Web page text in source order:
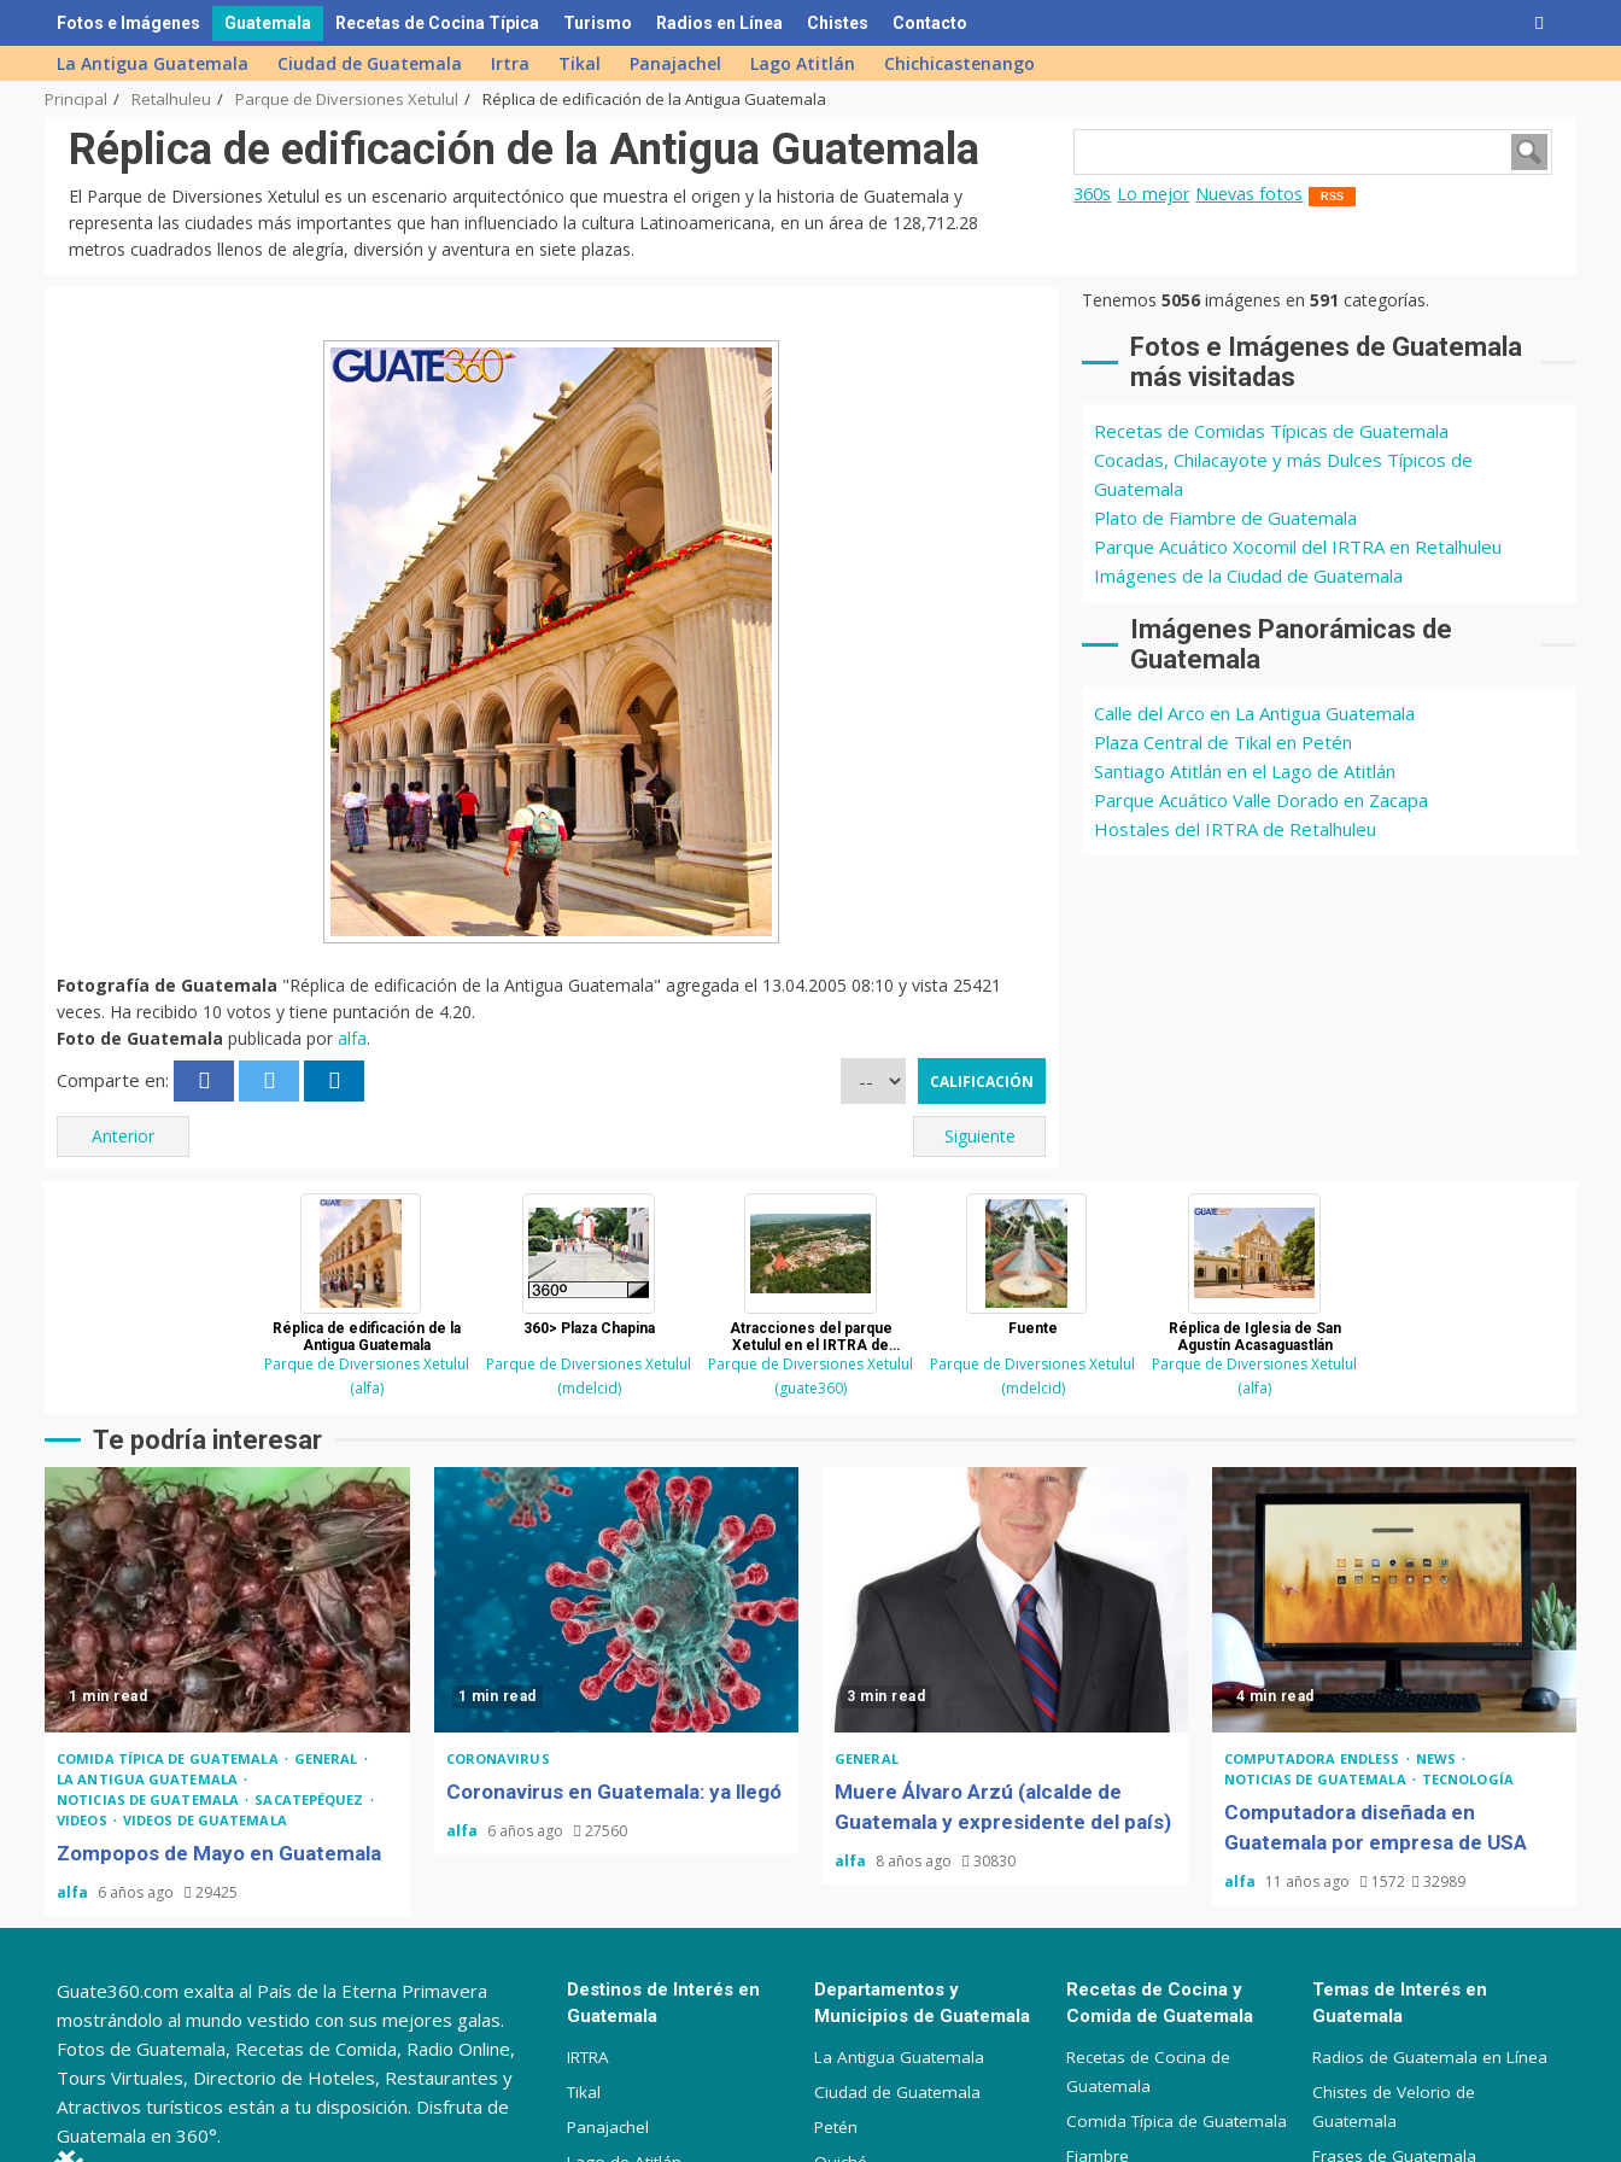
to
content
Fotos e Imágenes Guatemala Recetas de Cocina Típica Turismo Radios en Línea Chistes Contacto
La Antigua Guatemala Ciudad de Guatemala Irtra Tikal Panajachel Lago Atitlán Chichicastenango
Principal Retalhuleu Parque de Diversiones Xetulul Réplica de edificación de la Antigua Guatemala
Réplica de edificación de la Antigua Guatemala
El Parque de Diversiones Xetulul es un escenario arquitectónico que muestra el origen y la historia de Guatemala y
representa las ciudades más importantes que han influenciado la cultura Latinoamericana, en un área de 128,712.28
metros cuadrados llenos de alegría, diversión y aventura en siete plazas.
360s Lo mejor Nuevas fotos RSS
Fotografía de Guatemala "Réplica de edificación de la Antigua Guatemala" agregada el 13.04.2005 08:10 y vista 25421
veces. Ha recibido 10 votos y tiene puntación de 4.20.
Foto de Guatemala publicada por alfa.
Comparte en:
Anterior Siguiente
Tenemos5056 imágenes en591 categorías.
Fotos e Imágenes de Guatemala
más visitadas
Recetas de Comidas Típicas de Guatemala
Cocadas, Chilacayote y más Dulces Típicos de
Guatemala
Plato de Fiambre de Guatemala
Parque Acuático Xocomil del IRTRA en Retalhuleu
Imágenes de la Ciudad de Guatemala
Imágenes Panorámicas de
Guatemala
Calle del Arco en La Antigua Guatemala
Plaza Central de Tikal en Petén
Santiago Atitlán en el Lago de Atitlán
Parque Acuático Valle Dorado en Zacapa
Hostales del IRTRA de Retalhuleu
Réplica de edificación de la
Antigua Guatemala
Parque de Diversiones Xetulul
(alfa)
360> Plaza Chapina
Parque de Diversiones Xetulul
(mdelcid)
Atracciones del parque
Xetulul en el IRTRA de
Retalhuelu
Parque de Diversiones Xetulul
(guate360)
Fuente
Parque de Diversiones Xetulul
(mdelcid)
Réplica de Iglesia de San
Agustín Acasaguastlán
Parque de Diversiones Xetulul
(alfa)
Te podría interesar
1 min read
COMIDA TÍPICA DE GUATEMALA
GENERAL
LA ANTIGUA GUATEMALA
NOTICIAS DE GUATEMALA
SACATEPÉQUEZ
VIDEOS
VIDEOS DE GUATEMALA
Zompopos de Mayo en Guatemala
alfa 6 años ago 29425
1 min read
CORONAVIRUS
Coronavirus en Guatemala: ya llegó
alfa 6 años ago 27560
3 min read
GENERAL
Muere Álvaro Arzú (alcalde de
Guatemala y expresidente del país)
alfa 8 años ago 30830
4 min read
COMPUTADORA ENDLESS
NEWS
NOTICIAS DE GUATEMALA
TECNOLOGÍA
Computadora diseñada en
Guatemala por empresa de USA
alfa 11 años ago 1572 32989
Guate360.com exalta al País de la Eterna Primavera
mostrándolo al mundo vestido con sus mejores galas.
Fotos de Guatemala, Recetas de Comida, Radio Online,
Tours Virtuales, Directorio de Hoteles, Restaurantes y
Atractivos turísticos están a tu disposición. Disfruta de
Guatemala en 360°.
Destinos de Interés en
Guatemala
IRTRA
Tikal
Panajachel
Departamentos y
Municipios de Guatemala
La Antigua Guatemala
Ciudad de Guatemala
Petén
Recetas de Cocina y
Comida de Guatemala
Recetas de Cocina de
Guatemala
Comida Típica de Guatemala
Fiambre
Temas de Interés en
Guatemala
Radios de Guatemala en Línea
Chistes de Velorio de
Guatemala
Frases de Guatemala